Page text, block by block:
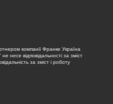
компанії Франке Україна
несе відповідальності за зміст
за зміст і роботу